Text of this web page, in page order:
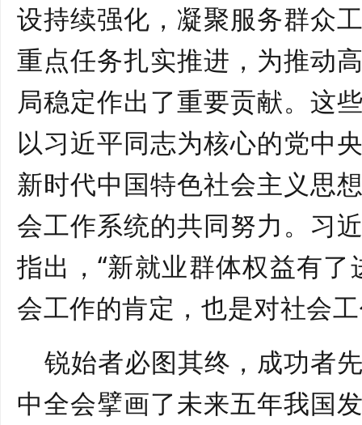
设持续强化，凝聚服务群众
重点任务扎实推进，为推动
局稳定作出了重要贡献。这
以习近平同志为核心的党中
新时代中国特色社会主义思
会工作系统的共同努力。习
指出，“新就业群体权益有
会工作的肯定，也是对社会
锐始者必图其终，成功者
中全会擘画了未来五年我国